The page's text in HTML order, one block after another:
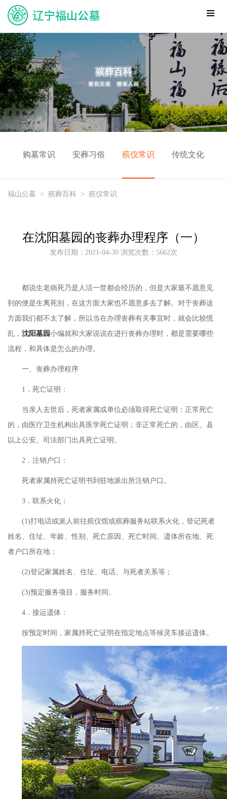
购墓常识 安葬习俗 殡仪常识 传统文化
福山公墓 > 殡葬百科 > 殡仪常识
在沈阳墓园的丧葬办理程序（一）
发布日期：2021-04-30 浏览次数：5662次
都说生老病死乃是人活一世都会经历的，但是大家最不愿意见
到的便是生离死别，在这方面大家也不愿意多去了解。对于丧葬这
方面我们都不太了解，所以当在办理丧葬有关事宜时，就会比较慌
乱， 沈阳墓园小编就和大家说说在进行丧葬办理时，都是需要哪些
流程，和具体是怎么的办理。
一、丧葬办理程序
1．死亡证明：
当亲人去世后，死者家属或单位必须取得死亡证明：正常死亡
的，由医疗卫生机构出具医学死亡证明；非正常死亡的，由区、县
以上公安、司法部门出具死亡证明。
2．注销户口：
死者家属持死亡证明书到驻地派出所注销户口。
3．联系火化：
(1)打电话或派人前往殡仪馆或殡葬服务站联系火化，登记死者
姓名、住址、年龄、性别、死亡原因、死亡时间、遗体所在地、死
者户口所在地；
(2)登记家属姓名、住址、电话、与死者关系等；
(3)预定服务项目，服务时间。
4．接运遗体：
按预定时间，家属持死亡证明在指定地点等候灵车接运遗体。